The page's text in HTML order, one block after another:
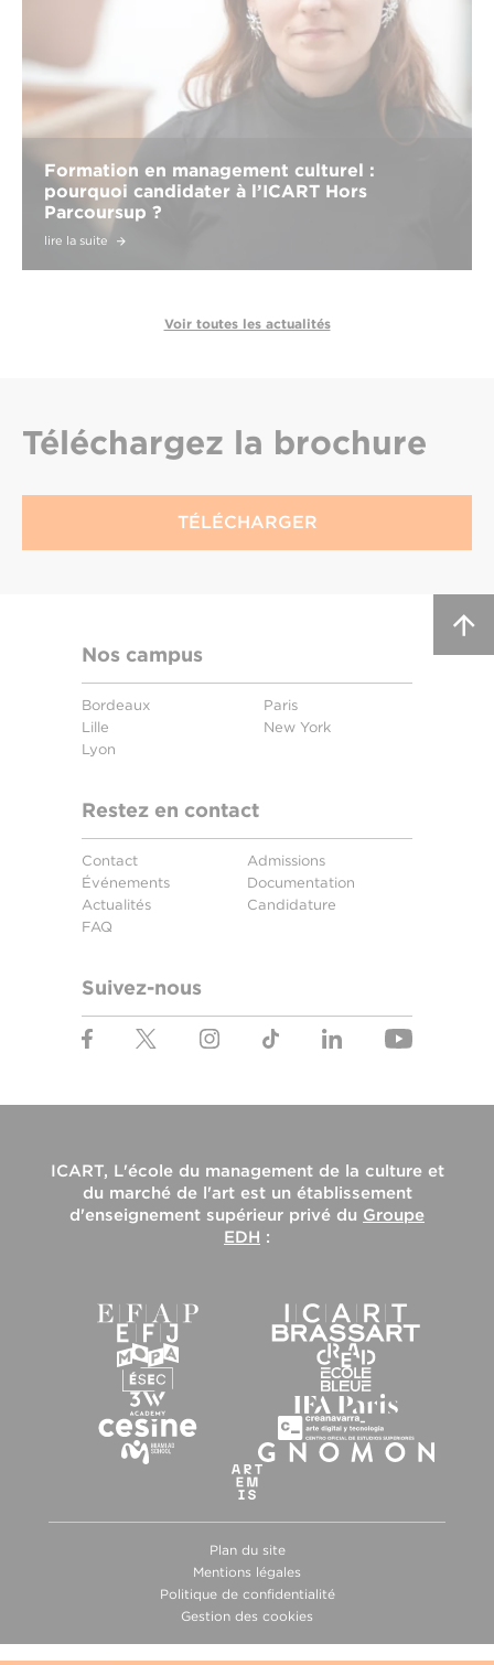
Formation en management culturel :
pourquoi candidater à l’ICART Hors
Parcoursup ?
lire la suite
Voir toutes les actualités
Téléchargez la brochure
TÉLÉCHARGER
Nos campus
Bordeaux
Lille
Lyon
Paris
New York
Restez en contact
Contact
Événements
Actualités
FAQ
Admissions
Documentation
Candidature
Suivez-nous
ICART, L'école du management de la culture et
du marché de l'artest un établissement
d'enseignement supérieur privé du Groupe
EDH :
Plan du site
Mentions légales
Politique de confidentialité
Gestion des cookies